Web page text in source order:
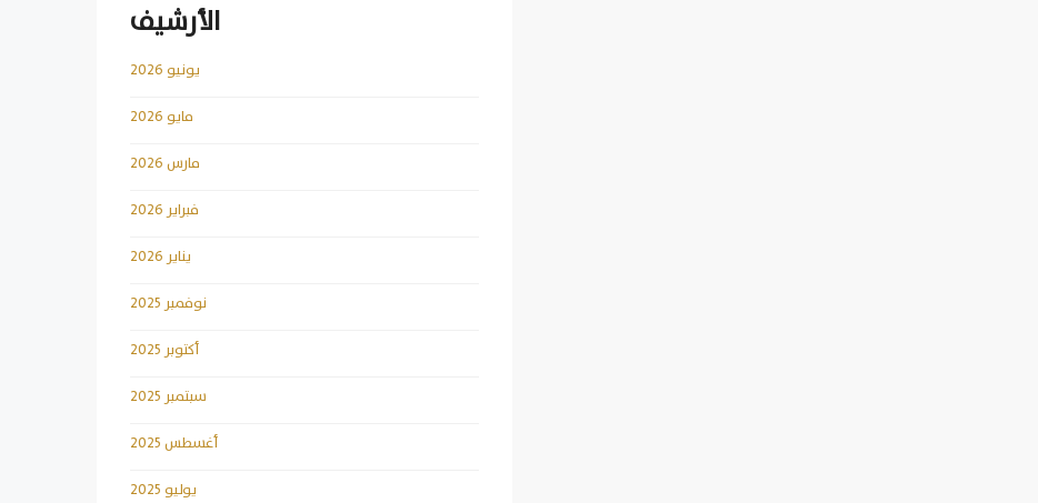
الأرشيف
يونيو 2026
مايو 2026
مارس 2026
فبراير 2026
يناير 2026
نوفمبر 2025
أكتوبر 2025
سبتمبر 2025
أغسطس 2025
يوليو 2025